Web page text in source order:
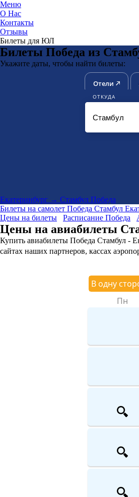
Меню
О Нас
Контакты
Отзывы
Билеты для ЮЛ
Билеты Победа из
Укажите даты, чтобы найти билеты:
Отели
ОТКУДА
Екатеринбург → Стамбул Победа
Билеты на самолет Победа Стамбул
Цены на билеты
Расписание Победа
Цены на авиабилеты
Купить авиабилеты Победа Стамбул -
сайтах наших партнеров, кассах
В одну
Пн